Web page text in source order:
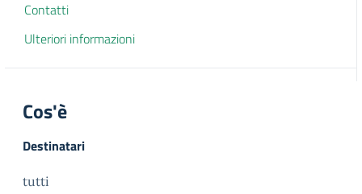
Contatti
Ulteriori informazioni
Cos'è
Destinatari
tutti